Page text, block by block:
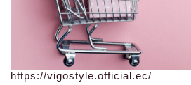
https://vigostyle.official.ec/